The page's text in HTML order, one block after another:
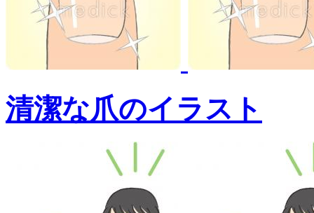
清潔な爪のイラスト